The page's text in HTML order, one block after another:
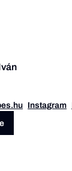
Instagram